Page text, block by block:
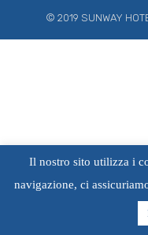
© 2019 SUNWAY
Il nostro sito utilizza i
navigazione, ci